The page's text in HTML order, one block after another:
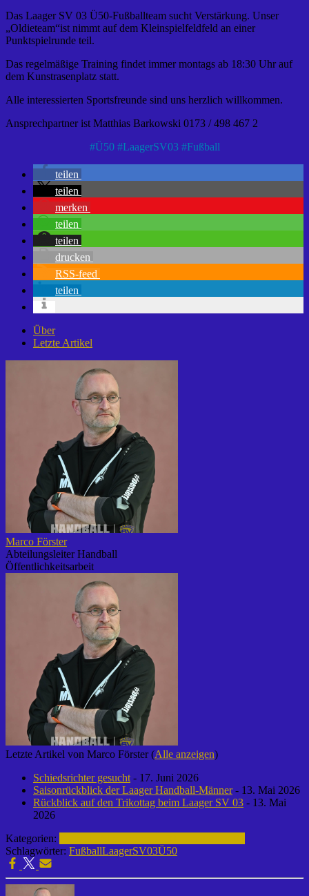
Das Laager SV 03 Ü50-Fußballteam sucht Verstärkung. Unser
„Oldieteam“ist nimmt auf dem Kleinspielfeldfeld an einer
Punktspielrunde teil.
Das regelmäßige Training findet immer montags ab 18:30 Uhr auf
dem Kunstrasenplatz statt.
Alle interessierten Sportsfreunde sind uns herzlich willkommen.
Ansprechpartner ist Matthias Barkowski 0173 / 498 467 2
#Ü50#LaagerSV03#Fußball
teilen
teilen
merken
teilen
teilen
drucken
RSS-feed
teilen
Über
Letzte Artikel
Marco Förster
Abteilungsleiter Handball
Öffentlichkeitsarbeit
Letzte Artikel von Marco Förster(Alle anzeigen)
Schiedsrichter gesucht - 17. Juni 2026
Saisonrückblick der Laager Handball-Männer- 13. Mai 2026
Rückblick auf den Trikottag beim Laager SV 03 - 13. Mai
2026
Kategorien:
Schlagwörter: FußballLaagerSV03Ü50